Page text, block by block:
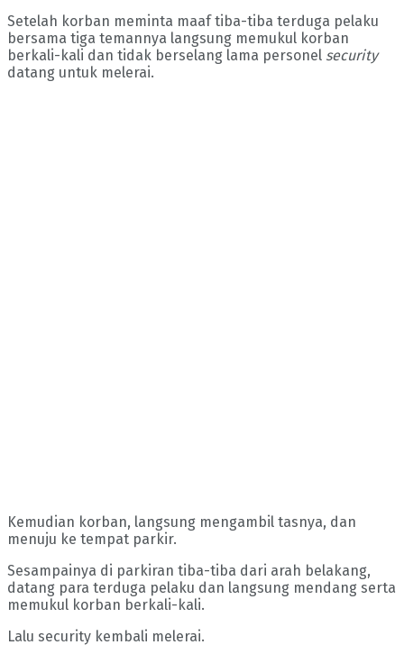
Setelah korban meminta maaf tiba-tiba terduga pelaku
bersama tiga temannya langsung memukul korban
berkali-kali dan tidak berselang lama personel security
datang untuk melerai.
Kemudian korban, langsung mengambil tasnya, dan
menuju ke tempat parkir.
Sesampainya di parkiran tiba-tiba dari arah belakang,
datang para terduga pelaku dan langsung mendang serta
memukul korban berkali-kali.
Lalu security kembali melerai.